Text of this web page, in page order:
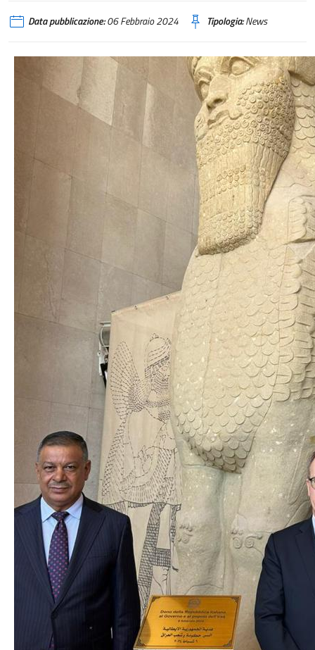
Data pubblicazione:06 Febbraio 2024 Tipologia:News